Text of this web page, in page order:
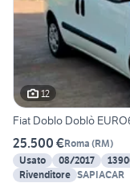
12
Fiat Doblo Doblò
25.500 €Roma (RM)
Usato
08/2017
Rivenditore SAPIACAR